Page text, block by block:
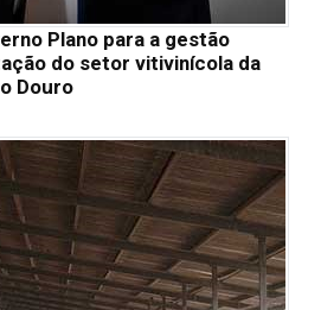
Plano para a gestão
do setor vitivinícola da
Douro